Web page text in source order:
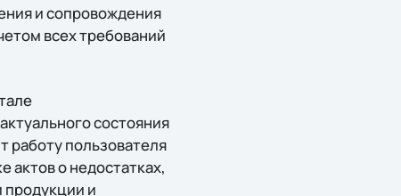
и сопровождения
всех требований
состояния
работу пользователя
о недостатках,
продукции и